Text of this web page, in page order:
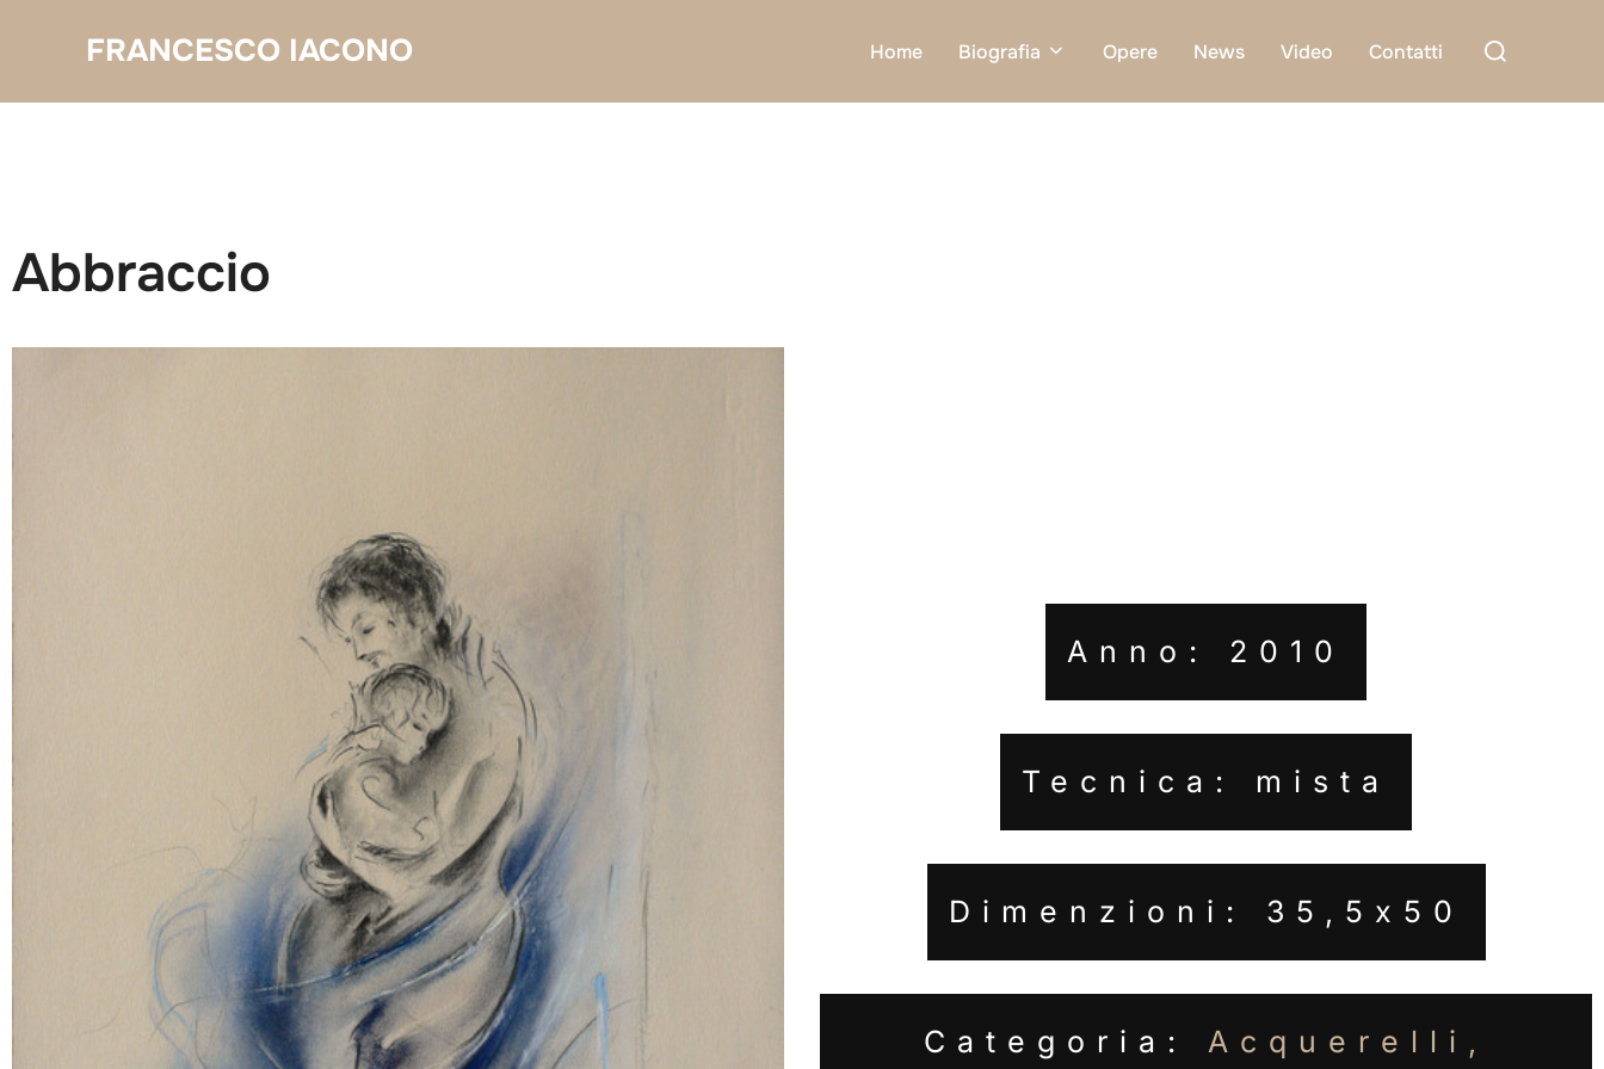
FRANCESCO IACONO Home Biografia Opere News Video Contatti
Cerca
Abbraccio
Anno: 2010
Tecnica: mista
Dimenzioni: 35,5x50
Categoria: Acquerelli,